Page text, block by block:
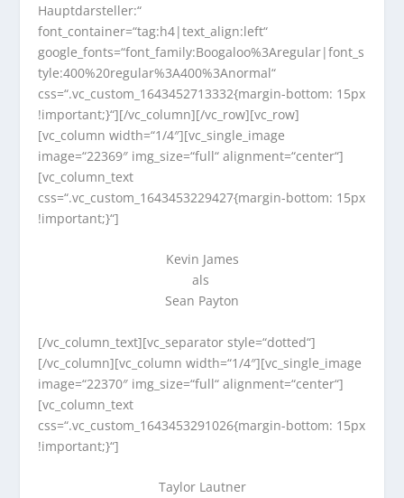
Hauptdarsteller:“
font_container=“tag:h4|text_align:left“
google_fonts=“font_family:Boogaloo%3Aregular|font_s
tyle:400%20regular%3A400%3Anormal“
css=“.vc_custom_1643452713332{margin-bottom: 15px
!important;}“][/vc_column][/vc_row][vc_row]
[vc_column width=“1/4″][vc_single_image
image=“22369″ img_size=“full“ alignment=“center“]
[vc_column_text
css=“.vc_custom_1643453229427{margin-bottom: 15px
!important;}“]
Kevin James
als
Sean Payton
[/vc_column_text][vc_separator style=“dotted“]
[/vc_column][vc_column width=“1/4″][vc_single_image
image=“22370″ img_size=“full“ alignment=“center“]
[vc_column_text
css=“.vc_custom_1643453291026{margin-bottom: 15px
!important;}“]
Taylor Lautner